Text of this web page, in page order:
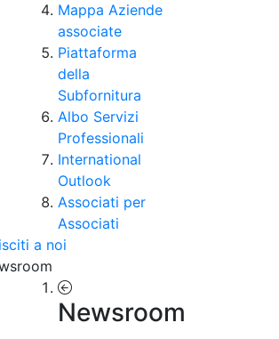
Mappa Aziende
associate
Piattaforma
della
Subfornitura
Albo Servizi
Professionali
International
Outlook
Associati per
Associati
a noi
Newsroom